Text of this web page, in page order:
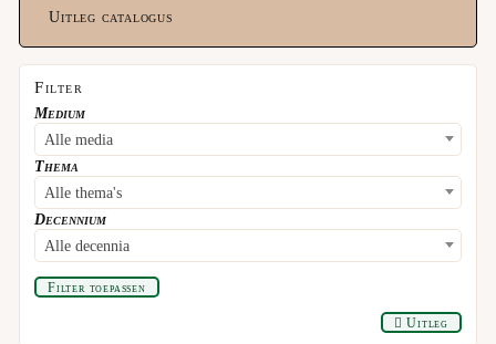
Uitleg catalogus
Filter
Medium
Alle media
Thema
Alle thema's
Decennium
Alle decennia
Filter toepassen
Uitleg